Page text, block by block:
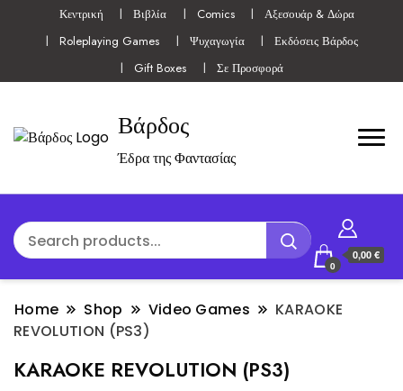
Κεντρική Βιβλία Comics
Αξεσουάρ & Δώρα
Roleplaying Games
Ψυχαγωγία
Εκδόσεις Βάρδος
Gift Boxes
Σε Προσφορά
Βάρδος
Έδρα της Φαντασίας
0
0,00 €
Home Shop Video Games
KARAOKE
REVOLUTION (PS3)
KARAOKE REVOLUTION (PS3)